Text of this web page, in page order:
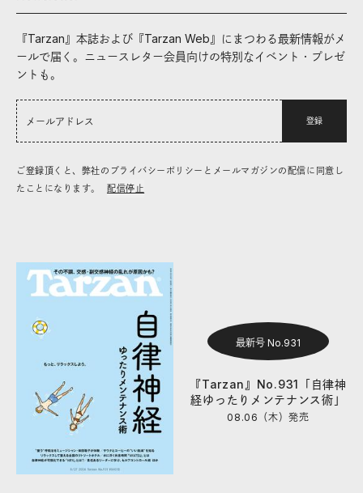
『Tarzan』本誌および『Tarzan Web』にまつわる最新情報がメ
ールで届く。ニュースレター会員向けの特別なイベント・プレゼ
ントも。
登録
ご登録頂くと、弊社のプライバシーポリシーとメールマガジンの配信に同意し
たことになります。
配信停止
最新号 No.931
『Tarzan』No.931「自律神
経ゆったりメンテナンス術」
08.06（木）発売